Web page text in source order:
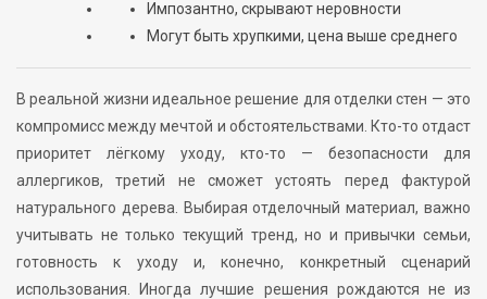
Импозантно, скрывают неровности
Могут быть хрупкими, цена выше среднего
В реальной жизни идеальное решение для отделки стен — это
компромисс между мечтой и обстоятельствами. Кто-то отдаст
приоритет лёгкому уходу, кто-то — безопасности для
аллергиков, третий не сможет устоять перед фактурой
натурального дерева. Выбирая отделочный материал, важно
учитывать не только текущий тренд, но и привычки семьи,
готовность к уходу и, конечно, конкретный сценарий
использования. Иногда лучшие решения рождаются не из